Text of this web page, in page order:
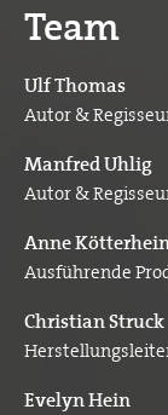
Team
Ulf Thomas
Autor &
Manfred Uhlig
Autor &
Anne
Ausführende
Christian Struck
Evelyn Hein